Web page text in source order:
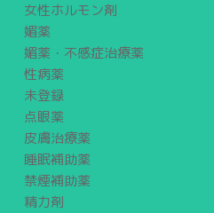
女性ホルモン剤
媚薬
媚薬・不感症治療薬
性病薬
未登録
点眼薬
皮膚治療薬
睡眠補助薬
禁煙補助薬
精力剤